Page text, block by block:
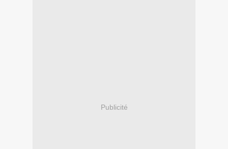
Publicité